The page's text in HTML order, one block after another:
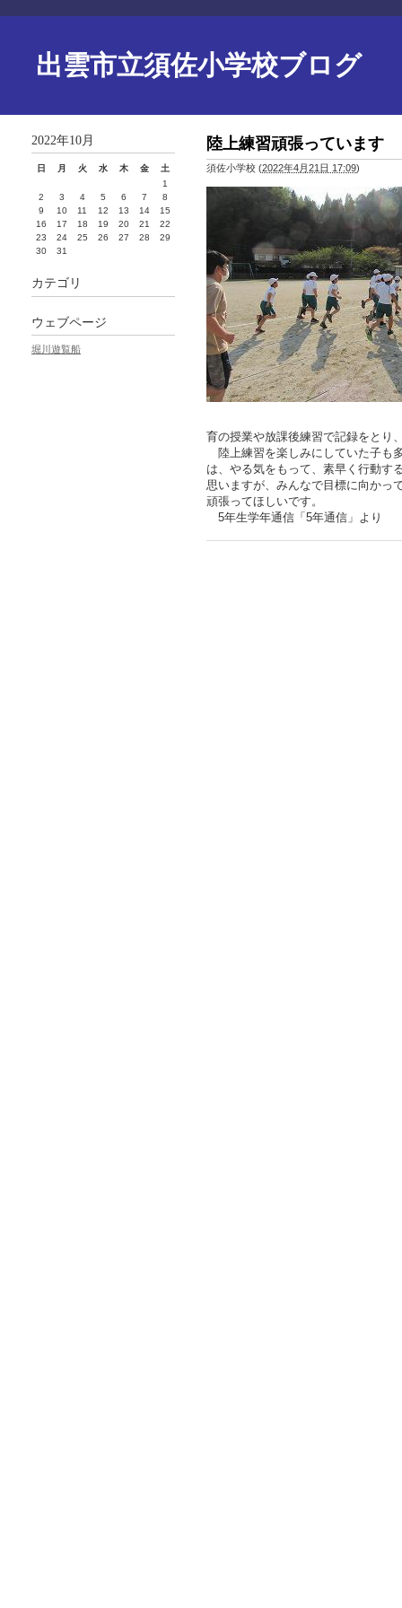
出雲市立須佐小学校ブログ
陸上練習頑張っています
須佐小学校 (2022年4月21日 17:09)
育の授業や放課後練習で記録をとり
陸上練習を楽しみにしていた子も
は、やる気をもって、素早く行動す
思いますが、みんなで目標に向かっ
頑張ってほしいです。
5年生学年通信「5年通信」より
2022年10月
日 月 火 水 木 金
土
1
2
3 4 5 6 7
8
9
10 11 12 13 14
15
16
17 18 19 20 21
22
23
24 25 26 27 28
29
30
31
カテゴリ
ウェブページ
堀川遊覧船